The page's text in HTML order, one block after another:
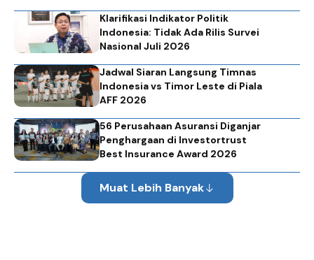
Klarifikasi Indikator Politik
Indonesia: Tidak Ada Rilis Survei
Nasional Juli 2026
Jadwal Siaran Langsung Timnas
Indonesia vs Timor Leste di Piala
AFF 2026
56 Perusahaan Asuransi Diganjar
Penghargaan di Investortrust
Best Insurance Award 2026
Muat Lebih Banyak